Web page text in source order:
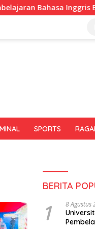
Inggris Berbasis
SPORTS
BERITA
1 8 Agustus